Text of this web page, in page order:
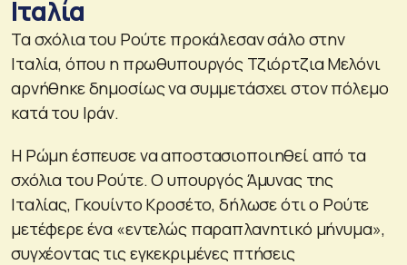
Ιταλία
Τα σχόλια του Ρούτε προκάλεσαν σάλο στην
Ιταλία, όπου η πρωθυπουργός Τζιόρτζια Μελόνι
αρνήθηκε δημοσίως να συμμετάσχει στον πόλεμο
κατά του Ιράν.
Η Ρώμη έσπευσε να αποστασιοποιηθεί από τα
σχόλια του Ρούτε. Ο υπουργός Άμυνας της
Ιταλίας, Γκουίντο Κροσέτο, δήλωσε ότι ο Ρούτε
μετέφερε ένα «εντελώς παραπλανητικό μήνυμα»,
συγχέοντας τις εγκεκριμένες πτήσεις